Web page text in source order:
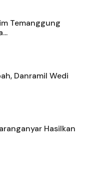
Temanggung
Danramil Wedi
Hasilkan